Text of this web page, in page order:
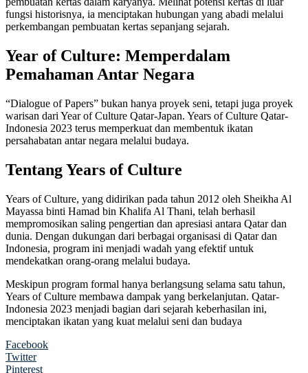
fungsi historisnya, ia menciptakan hubungan yang abadi melalui
perkembangan pembuatan kertas sepanjang sejarah.
Year of Culture: Memperdalam
Pemahaman Antar Negara
“Dialogue of Papers” bukan hanya proyek seni, tetapi juga proyek
warisan dari Year of Culture Qatar-Japan. Years of Culture Qatar-
Indonesia 2023 terus memperkuat dan membentuk ikatan
persahabatan antar negara melalui budaya.
Tentang Years of Culture
Years of Culture, yang didirikan pada tahun 2012 oleh Sheikha Al
Mayassa binti Hamad bin Khalifa Al Thani, telah berhasil
mempromosikan saling pengertian dan apresiasi antara Qatar dan
dunia. Dengan dukungan dari berbagai organisasi di Qatar dan
Indonesia, program ini menjadi wadah yang efektif untuk
mendekatkan orang-orang melalui budaya.
Meskipun program formal hanya berlangsung selama satu tahun,
Years of Culture membawa dampak yang berkelanjutan. Qatar-
Indonesia 2023 menjadi bagian dari sejarah keberhasilan ini,
menciptakan ikatan yang kuat melalui seni dan budaya
Facebook
Twitter
Pinterest